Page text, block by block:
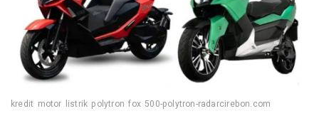
kredit motor listrik polytron fox 500-polytron-radarcirebon.com